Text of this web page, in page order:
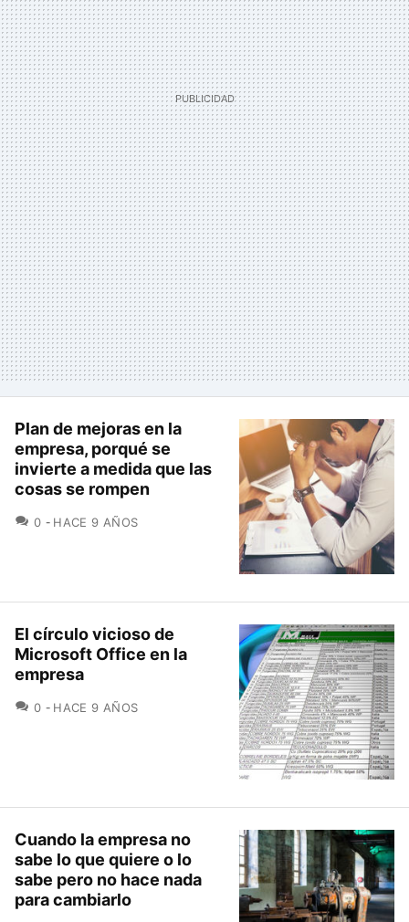
Plan de mejoras en la
empresa, porqué se
invierte a medida que las
cosas se rompen
0 COMENTARIOS
HACE 9 AÑOS
El círculo vicioso de
Microsoft Office en la
empresa
0 COMENTARIOS
HACE 9 AÑOS
Cuando la empresa no
sabe lo que quiere o lo
sabe pero no hace nada
para cambiarlo